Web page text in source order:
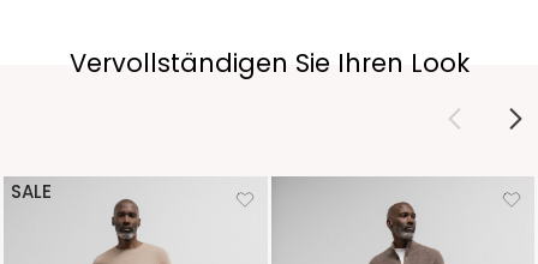
Vervollständigen Sie Ihren Look
SALE